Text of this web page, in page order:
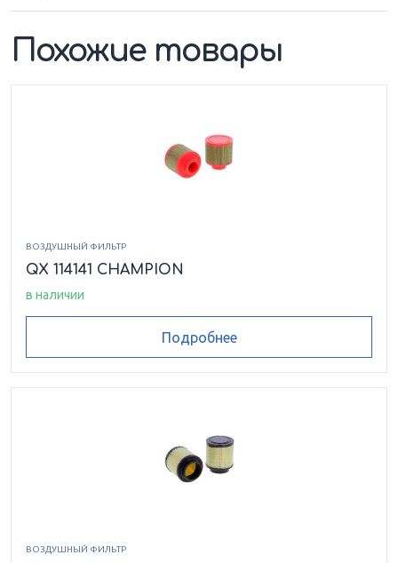
Похожие товары
ВОЗДУШНЫЙ ФИЛЬТР
QX 114141 CHAMPION
в наличии
Подробнее
ВОЗДУШНЫЙ ФИЛЬТР